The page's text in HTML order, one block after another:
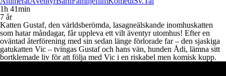
1h 41min
7 år
Katten Gustaf, den världsberömda, lasagneälskande inomhuskatten
som hatar måndagar, får uppleva ett vilt äventyr utomhus! Efter en
oväntad återförening med sin sedan länge förlorade far – den sjaskiga
gatukatten Vic – tvingas Gustaf och hans vän, hunden Ådi, lämna sitt
bortklemade liv för att följa med Vic i en riskabel men komisk kupp.